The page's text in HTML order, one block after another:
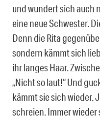
und wundert sich auch
eine neue Schwester.
Denn die Rita
sondern kämmt sich
ihr langes Haar.
„Nicht so laut!“ Und
kämmt sie sich wieder.
schreien. Immer